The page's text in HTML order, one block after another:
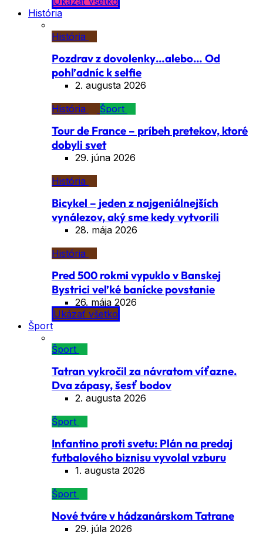
História
História
Pozdrav z dovolenky…alebo… Od
pohľadníc k selfie
2. augusta 2026
História
Šport
Tour de France – príbeh pretekov, ktoré
dobyli svet
29. júna 2026
História
Bicykel – jeden z najgeniálnejších
vynálezov, aký sme kedy vytvorili
28. mája 2026
História
Pred 500 rokmi vypuklo v Banskej
Bystrici veľké banícke povstanie
26. mája 2026
Ukázať všetko
Šport
Šport
Tatran vykročil za návratom víťazne.
Dva zápasy, šesť bodov
2. augusta 2026
Šport
Infantino proti svetu: Plán na predaj
futbalového biznisu vyvolal vzburu
1. augusta 2026
Šport
Nové tváre v hádzanárskom Tatrane
29. júla 2026